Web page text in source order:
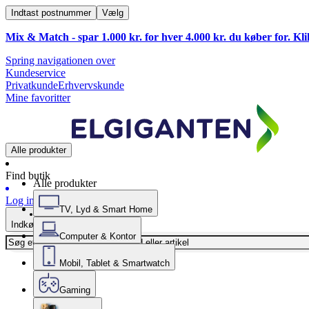
Indtast postnummer Vælg
Mix & Match - spar 1.000 kr. for hver 4.000 kr. du køber for.
Spring navigationen over
Kundeservice
PrivatkundeErhvervskunde
Mine favoritter
Alle produkter
Find butik
Log ind
Indkøbskurv
Alle produkter
TV, Lyd & Smart Home
Computer & Kontor
Mobil, Tablet & Smartwatch
Gaming